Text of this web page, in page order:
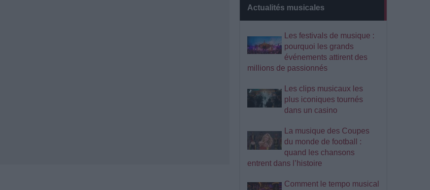
Actualités musicales
Les festivals de musique :
pourquoi les grands
événements attirent des
millions de passionnés
Les clips musicaux les
plus iconiques tournés
dans un casino
La musique des Coupes
du monde de football :
quand les chansons
entrent dans l’histoire
Comment le tempo musical